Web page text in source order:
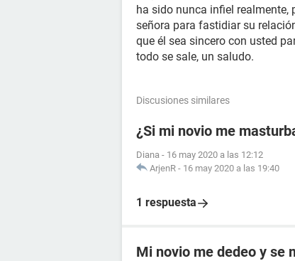
ha sido nunca infiel realmente,
señora para fastidiar su
que él sea sincero con usted
todo se sale, un saludo.
Discusiones similares
¿Si mi novio me
Diana - 16 may 2020 a las 12:12
ArjenR - 16 may 2020 a las 19:40
1 respuesta
Mi novio me dedeo y se